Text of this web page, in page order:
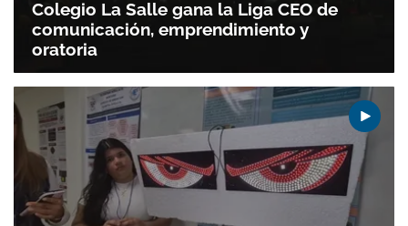
Colegio La Salle gana la Liga CEO de
comunicación, emprendimiento y
oratoria